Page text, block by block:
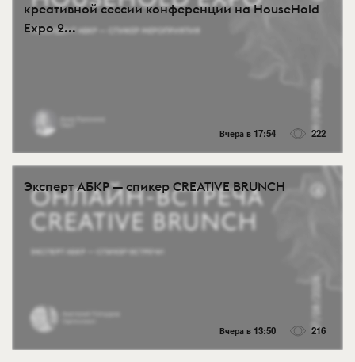
креативной сессии конференции на HouseHold
Expo 2...
Вчера в 17:54 222
Эксперт АБКР — спикер CREATIVE BRUNCH
Вчера в 13:50 216